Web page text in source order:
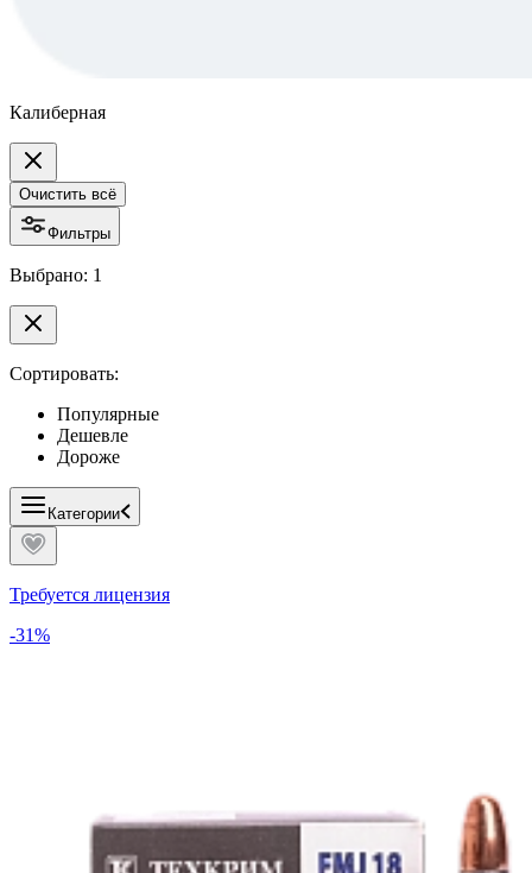
Калиберная
Очистить всё
Фильтры
Выбрано: 1
Сортировать:
Популярные
Дешевле
Дороже
Категории
Требуется лицензия
-31%